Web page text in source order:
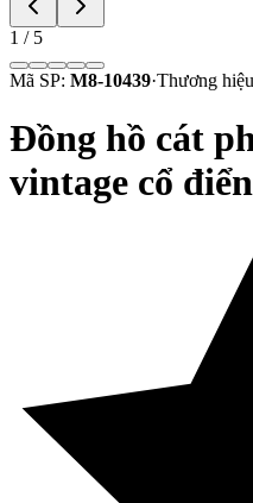
1 / 5
Mã SP: M8-10439·Thương
Đồng hồ cát
vintage cổ